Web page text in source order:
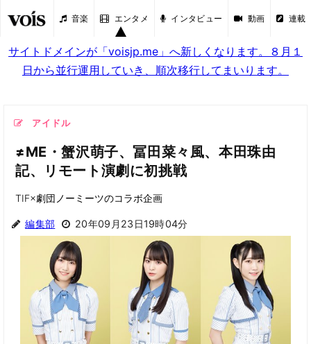
音楽 エンタメ インタビュー 動画 連載
サイトドメインが「voisjp.me」へ新しくなります。８月１
日から並行運用していき、順次移行してまいります。
アイドル
≠ME・蟹沢萌子、冨田菜々風、本田珠由
記、リモート演劇に初挑戦
TIF×劇団ノーミーツのコラボ企画
編集部 20年09月23日19時04分